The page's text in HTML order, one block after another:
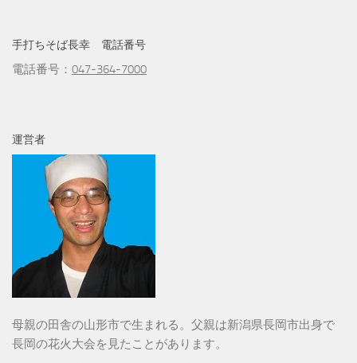
手打ちそば長幸 電話番号
電話番号： 047-364-7000
運営者
母親の田舎の山形市で生まれる。父親は新潟県長岡市出身で
長岡の花火大会を見たことがあります。